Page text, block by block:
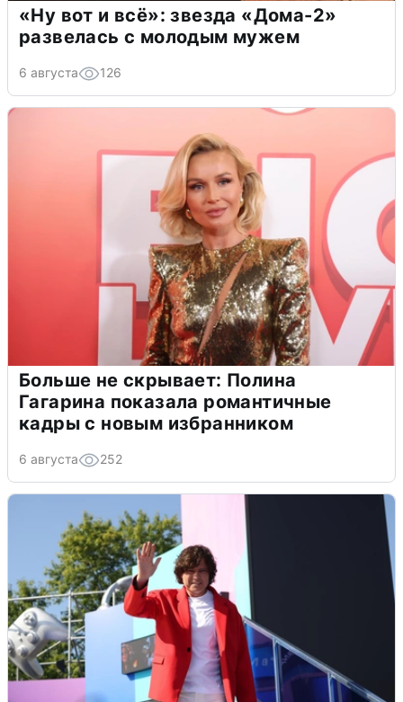
«Ну вот и всё»: звезда «Дома-2»
развелась с молодым мужем
6 августа 126
Больше не скрывает: Полина
Гагарина показала романтичные
кадры с новым избранником
6 августа 252